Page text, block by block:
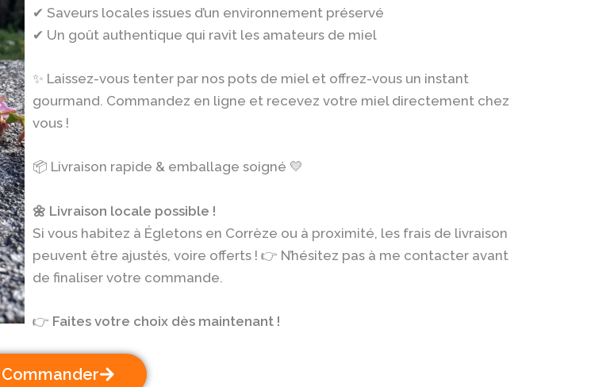
✔ Saveurs locales issues d’un environnement préservé
✔ Un goût authentique qui ravit les amateurs de miel
✨ Laissez-vous tenter par nos pots de miel et offrez-vous un instant
gourmand. Commandez en ligne et recevez votre miel directement chez
vous !
📦 Livraison rapide & emballage soigné 💛
🌼 Livraison locale possible !
Si vous habitez à Égletons en Corrèze ou à proximité, les frais de livraison
peuvent être ajustés, voire offerts ! 👉 N’hésitez pas à me contacter avant
de finaliser votre commande.
👉 Faites votre choix dès maintenant !
Commander